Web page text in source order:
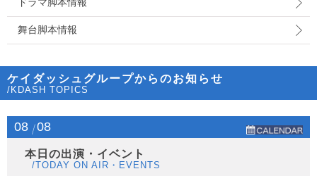
舞台脚本情報
ケイダッシュグループからのお知らせ
/KDASH TOPICS
08 08
本日の出演・イベント
/TODAY ON AIR・EVENTS